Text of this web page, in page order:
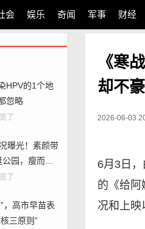
会 娱乐 奇闻 军事 财经
HPV的1个地
忽略
了
曝光！素颜带
园，瘦而不
，这才是单亲
了
，高市早苗表
三原则”
《寒
却不
2026-06-03
6月3日
的《给阿
况和上映